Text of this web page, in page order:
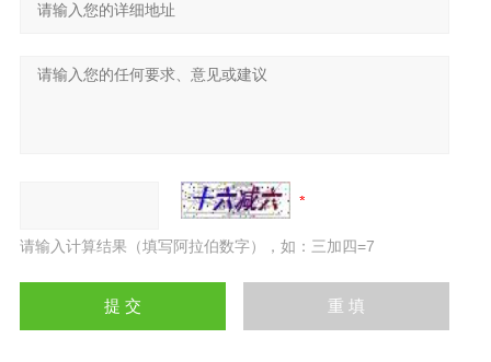
请输入计算结果（填写阿拉伯数字），如：三加四=7